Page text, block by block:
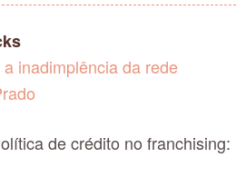
inadimplência da rede
de crédito no franchising: